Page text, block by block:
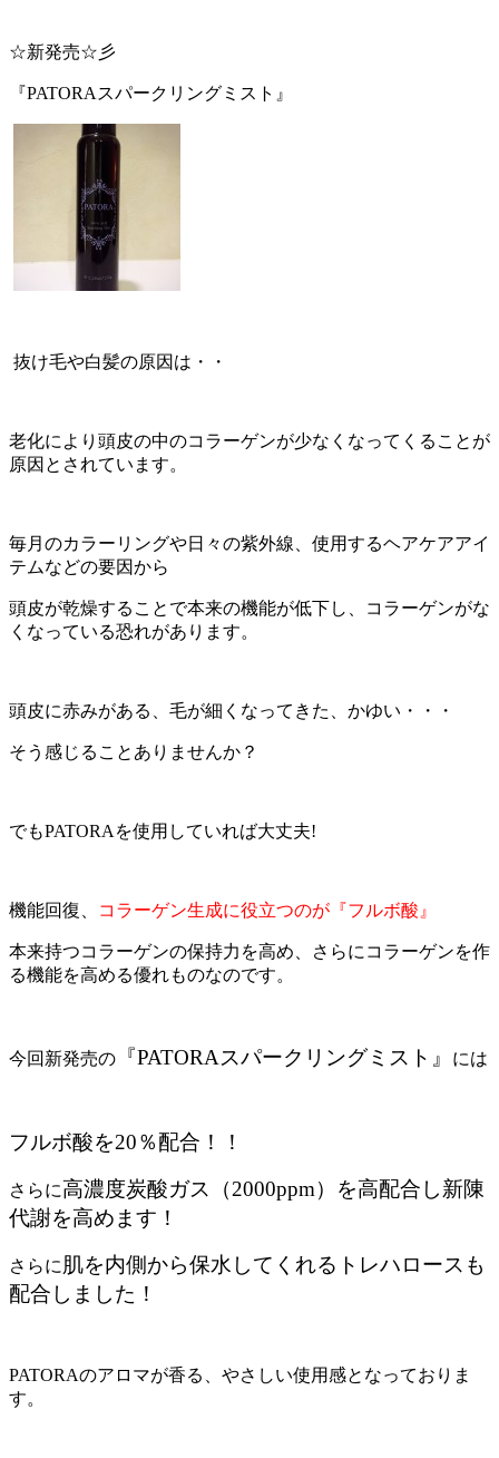
☆新発売☆彡
『PATORAスパークリングミスト』
抜け毛や白髪の原因は・・
老化により頭皮の中のコラーゲンが少なくなってくることが
原因とされています。
毎月のカラーリングや日々の紫外線、使用するヘアケアアイ
テムなどの要因から
頭皮が乾燥することで本来の機能が低下し、コラーゲンがな
くなっている恐れがあります。
頭皮に赤みがある、毛が細くなってきた、かゆい・・・
そう感じることありませんか？
でもPATORAを使用していれば大丈夫!
機能回復、 コラーゲン生成に役立つのが『フルボ酸』
本来持つコラーゲンの保持力を高め、さらにコラーゲンを作
る機能を高める優れものなのです。
今回新発売の 『PATORAスパークリングミスト』 には
フルボ酸を20％配合！！
さらに高濃度炭酸ガス（2000ppm）を高配合し新陳
代謝を高めます！
さらに 肌を内側から保水してくれるトレハロースも
配合しました！
PATORAのアロマが香る、やさしい使用感となっておりま
す。